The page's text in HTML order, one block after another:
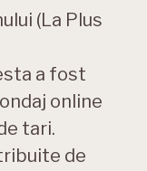
(La Plus
a fost
online
tari.
de